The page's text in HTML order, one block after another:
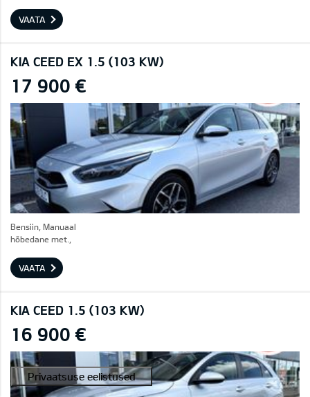
VAATA
KIA CEED EX 1.5 (103 KW)
17 900 €
Bensiin, Manuaal
hõbedane met.,
VAATA
KIA CEED 1.5 (103 KW)
16 900 €